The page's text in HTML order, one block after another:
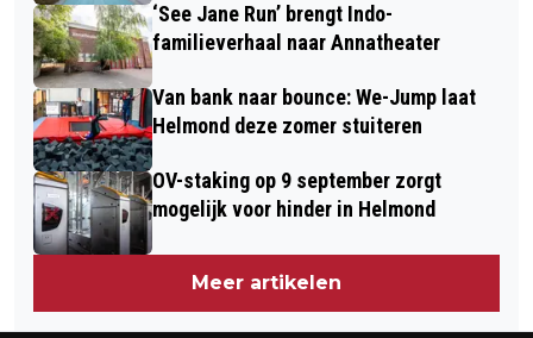
‘See Jane Run’ brengt Indo-
familieverhaal naar Annatheater
Van bank naar bounce: We-Jump laat
Helmond deze zomer stuiteren
OV-staking op 9 september zorgt
mogelijk voor hinder in Helmond
Meer artikelen